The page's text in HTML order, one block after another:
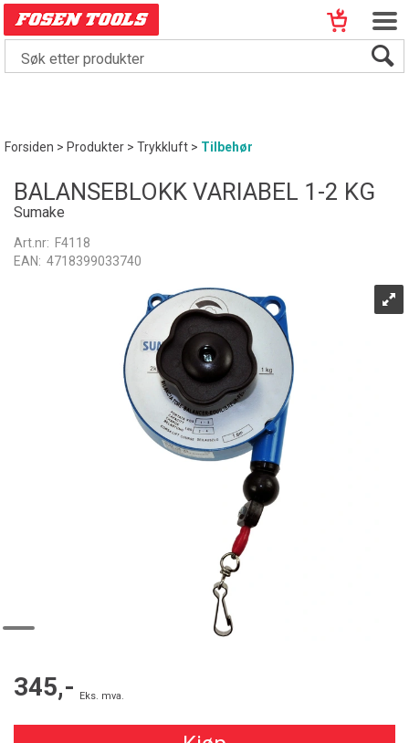
Forsiden>Produkter>Trykkluft>Tilbehør
BALANSEBLOKK VARIABEL 1-2 KG
Sumake
Art.nr: F4118
EAN: 4718399033740
345,- Eks. mva.